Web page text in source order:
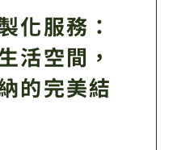
化服務：
活空間，
的完美結